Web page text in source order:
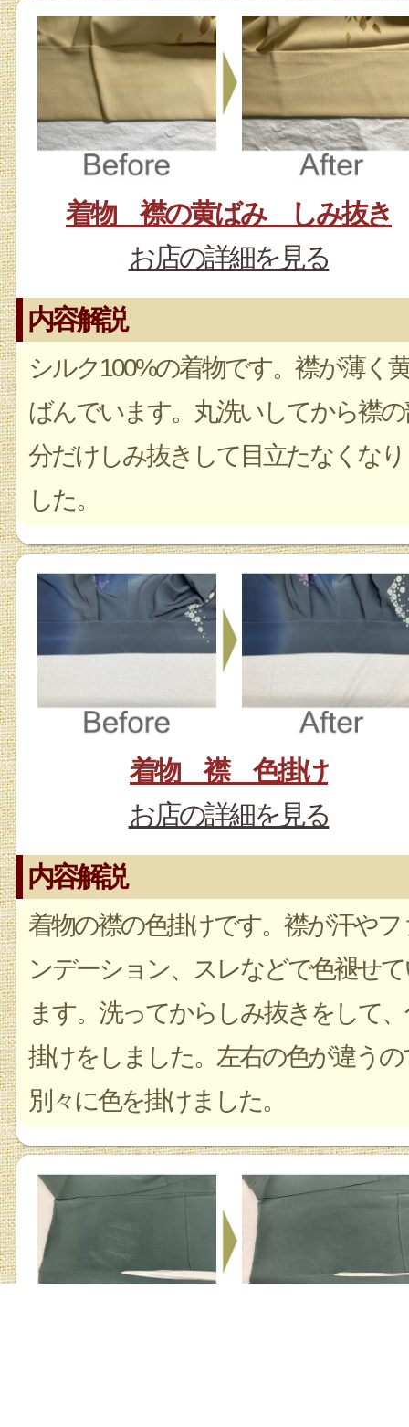
着物 襟の黄ばみ しみ抜き
お店の詳細を見る
内容解説
シルク100%の着物です。襟が薄く
ばんでいます。丸洗いしてから襟
分だけしみ抜きして目立たなくな
した。
着物 襟 色掛け
お店の詳細を見る
内容解説
着物の襟の色掛けです。襟が汗やフ
ンデーション、スレなどで色褪せ
ます。洗ってからしみ抜きをして
掛けをしました。左右の色が違うの
別々に色を掛けました。